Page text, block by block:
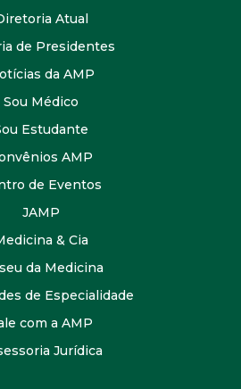
Atual
de Presidentes
da AMP
Sou Médico
Estudante
AMP
de Eventos
JAMP
& Cia
da Medicina
de Especialidade
com a AMP
Jurídica